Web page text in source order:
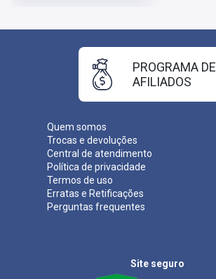
Quem somos
Trocas e devoluções
Central de atendimento
Política de privacidade
Termos de uso
Erratas e Retificações
Perguntas frequentes
PROGRAMA DE
AFILIADOS
Site seguro